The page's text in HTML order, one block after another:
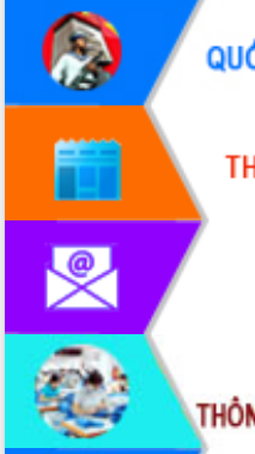
Thứ trưởng Bộ Y tế làm việc với tỉnh
Đắk Lắk về phát triển nhân lực y tế
cho trạm y tế cấp xã
Du lịch Đắk Lắk nâng tầm trải nghiệm
du khách thông qua Hệ thống cơ sở dữ
liệu và Bản đồ số
Tập huấn ứng dụng trí tuệ nhân tạo (AI)
trong thương mại điện tử năm 2026
Đoàn đại biểu Quốc hội tỉnh Đắk Lắk
trao đổi thông tin trước Kỳ họp thứ
nhất, Quốc hội khóa XVI
Quyết liệt cải cách hành chính, khơi
thông nguồn lực phát triển
Nâng cao hiệu lực, hiệu quả HĐND
tỉnh thông qua hiện đại hóa hành chính
Xã Ea Phê gắn cải cách hành chính với
chuyển đổi số